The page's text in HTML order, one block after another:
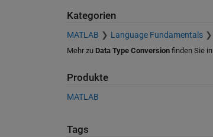
Kategorien
MATLAB Language Fundamentals
Mehr zu Data Type Conversionfinden Sie in
Produkte
MATLAB
Tags